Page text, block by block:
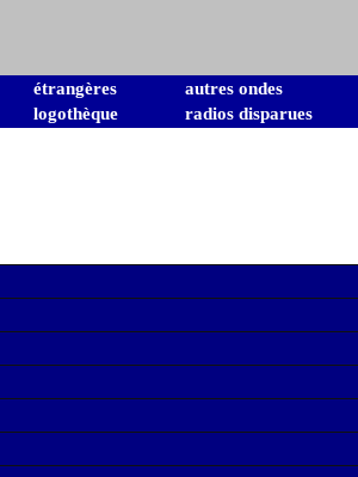
étrangères autres ondes
logothèque radios disparues